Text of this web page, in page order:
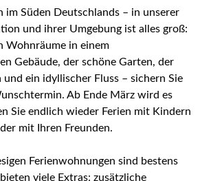
im Süden Deutschlands – in unserer
und ihrer Umgebung ist alles groß:
Wohnräume in einem
Gebäude, der schöne Garten, der
ein idyllischer Fluss – sichern Sie
Ab Ende März wird es
Sie endlich wieder Ferien mit Kindern
mit Ihren Freunden.
Ferienwohnungen sind bestens
viele Extras: zusätzliche